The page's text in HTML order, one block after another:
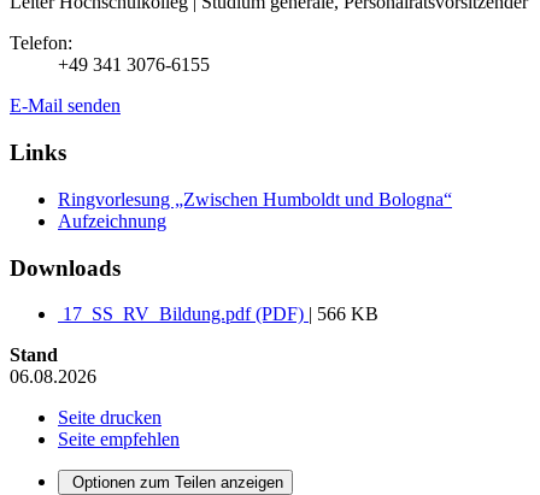
Telefon:
+49 341 3076-6155
E-Mail senden
Links
Ringvorlesung „Zwischen Humboldt und Bologna“
Aufzeichnung
Downloads
17_SS_RV_Bildung.pdf (PDF) | 566 KB
Stand
06.08.2026
Seite drucken
Seite empfehlen
Optionen zum Teilen anzeigen